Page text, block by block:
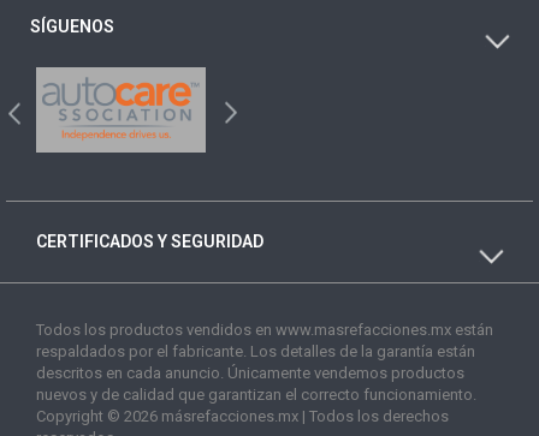
SÍGUENOS
CERTIFICADOS Y SEGURIDAD
Todos los productos vendidos en www.masrefacciones.mx están
respaldados por el fabricante. Los detalles de la garantía están
descritos en cada anuncio. Únicamente vendemos productos
nuevos y de calidad que garantizan el correcto funcionamiento.
Copyright © 2026 másrefacciones.mx | Todos los derechos